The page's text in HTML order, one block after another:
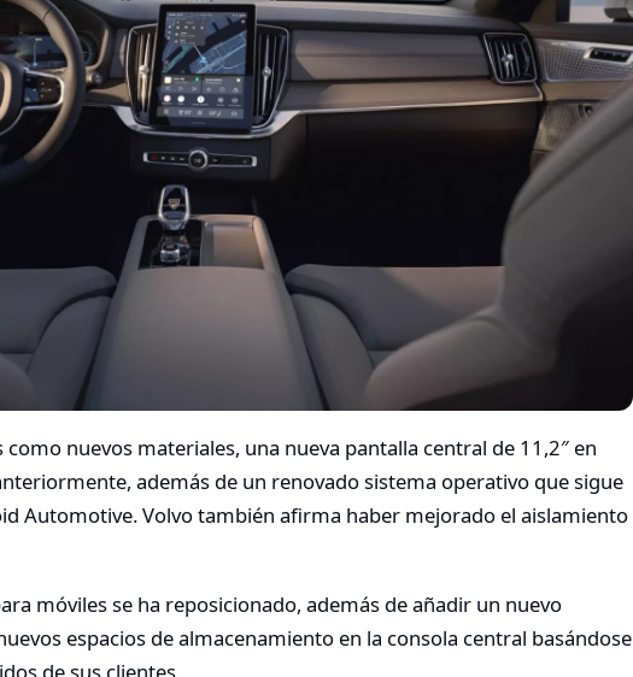
nuevos materiales, una nueva pantalla central de 11,2″ en
además de un renovado sistema operativo que sigue
Automotive. Volvo también afirma haber mejorado el aislamiento
móviles se ha reposicionado, además de añadir un nuevo
espacios de almacenamiento en la consola central basándose
de sus clientes.